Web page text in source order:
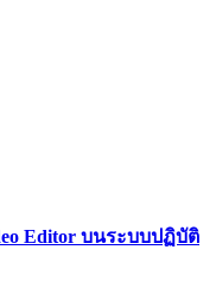
Editor บนระบบปฏิบัติ